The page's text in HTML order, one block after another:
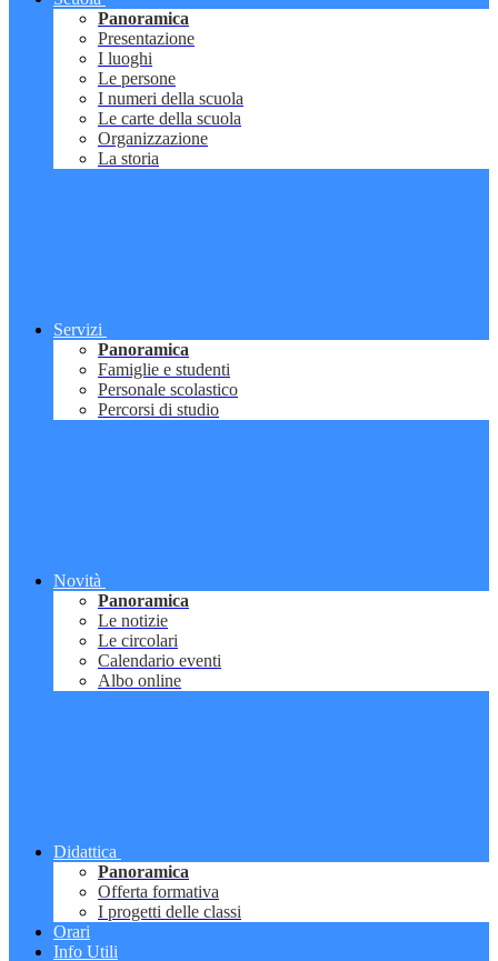
Panoramica
Presentazione
I luoghi
Le persone
I numeri della scuola
Le carte della scuola
Organizzazione
La storia
Servizi
Panoramica
Famiglie e studenti
Personale scolastico
Percorsi di studio
Novità
Panoramica
Le notizie
Le circolari
Calendario eventi
Albo online
Didattica
Panoramica
Offerta formativa
I progetti delle classi
Orari
Info Utili